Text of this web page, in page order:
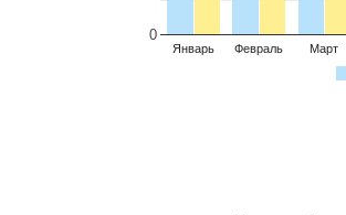
Январь Февраль Март
0